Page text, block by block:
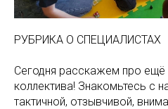
РУБРИКА О СПЕЦИАЛИСТАХ
Сегодня расскажем про ещё
коллектива! Знакомьтесь с
тактичной, отзывчивой,